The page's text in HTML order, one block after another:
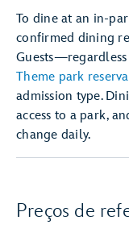
To dine at an in-
confirmed dining
Theme park
admission type.
access to a park,
change daily.
Preços de